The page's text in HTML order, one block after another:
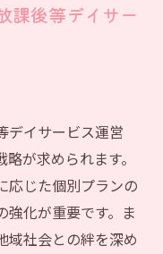
課後等デイサー
デイサービス運営
が求められます。
応じた個別プランの
化が重要です。ま
域社会との絆を深め